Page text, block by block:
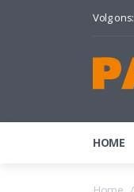
Volg ons:
HOME